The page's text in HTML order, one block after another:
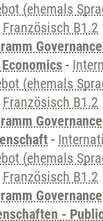
(ehemals
Französisch B1.2
-
(ehemals
Französisch B1.2
-
(ehemals
Französisch B1.2
-